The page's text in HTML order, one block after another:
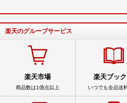
楽天のグループサービス
楽天市場
商品数は1億点以上
楽天ブッ
いつでも全品送